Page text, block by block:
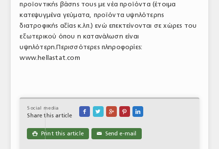
Profile
ΑΡΧΕΙΟ ΤΕΥΧΩΝ
ΣΥΝΕΔΡΙΟ ΚΡΕΑΤΟΣ
προϊοντικής βάσης τους με νέα προϊόντα (έτοιμα
κατεψυγμένα γεύματα, προϊόντα υψηλότερης
διατροφικής αξίας κ.λπ.) ενώ επεκτείνονται σε χώρες του
εξωτερικού όπου η κατανάλωση είναι
υψηλότερη.Περισσότερες πληροφορίες:
www.hellastat.com
Social media
Share this article
    
 Print this article ✉ Send e-mail